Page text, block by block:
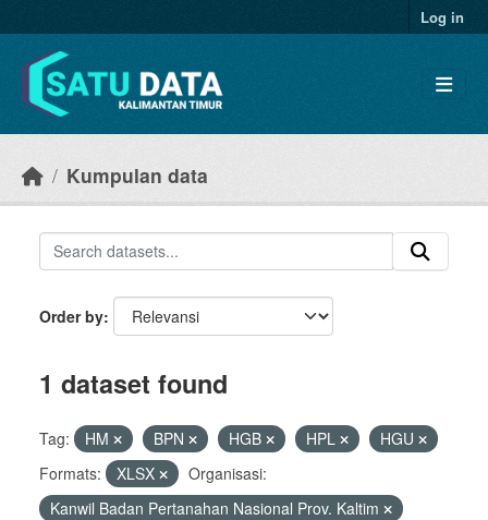
Log in
Kumpulan data
Order by
1 dataset found
Tag: HM BPN HGB HPL
HGU
Formats:
XLSX
Organisasi:
Kanwil Badan Pertanahan Nasional Prov. Kaltim